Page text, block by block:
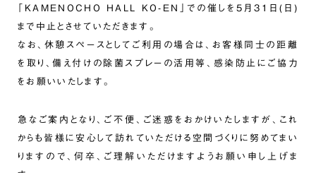
「KAMENOCHO HALL KO-EN」での催しを5月31日(日)
まで中止とさせていただきます。
なお、休憩スペースとしてご利用の場合は、お客様同士の距離
を取り、備え付けの除菌スプレーの活用等、感染防止にご協力
をお願いいたします。
急なご案内となり、ご不便、ご迷惑をおかけいたしますが、これ
からも皆様に安心して訪れていただける空間づくりに努めてまい
りますので、何卒、ご理解いただけますようお願い申し上げま